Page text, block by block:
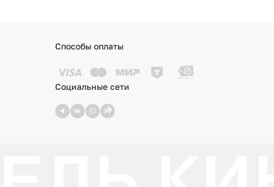
Способы оплаты
Социальные сети